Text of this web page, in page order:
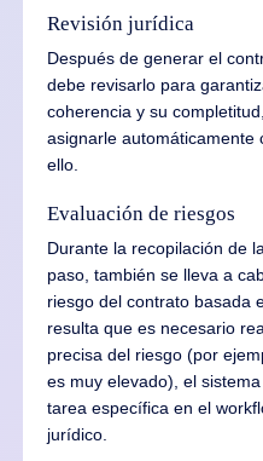
Revisión jurídica
Después de generar el
debe revisarlo para
coherencia y su
asignarle automáticamente
ello.
Evaluación de riesgos
Durante la recopilación de
paso, también se lleva a
riesgo del contrato basada
resulta que es necesario
precisa del riesgo (por
es muy elevado), el
tarea específica en el
jurídico.